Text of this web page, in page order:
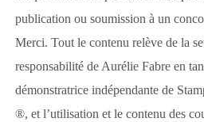
publication ou soumission à un
Merci. Tout le contenu relève de la
responsabilité de Aurélie Fabre en
démonstratrice indépendante de
®, et l’utilisation et le contenu des